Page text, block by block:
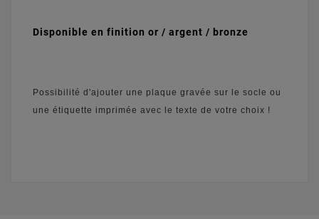
Disponible en finition or / argent / bronze
Possibilité d'ajouter une plaque gravée sur le socle ou
une étiquette imprimée avec le texte de votre choix !